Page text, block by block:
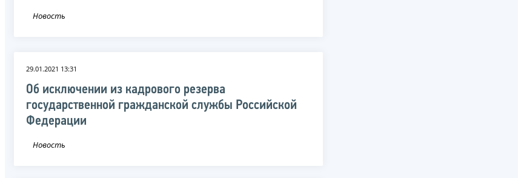
Новость
29.01.2021 13:31
Об исключении из кадрового резерва
государственной гражданской службы Российской
Федерации
Новость